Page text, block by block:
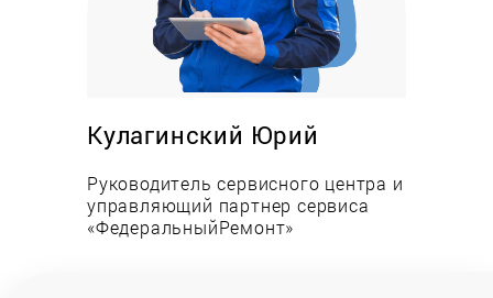
стоимостью запчастей и сложностью работы.
Практически всегда отремонтировать духовой
шкаф в домашних условиях возможно в день
работает мастерская «ФедеральныйРемонт»,
поскольку штат специалистов позволяет быстро
реагировать на заявки, а на собственном складе
имеются оригинальные запчасти и
Кулагинский Юрий
Руководитель сервисного центра и
управляющий партнер сервиса
«ФедеральныйРемонт»